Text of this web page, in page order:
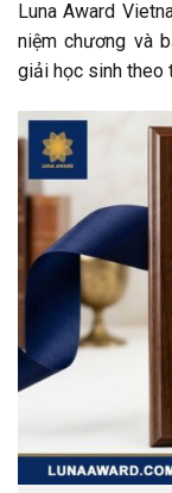
Luna Award
niệm chương và
giải học sinh theo